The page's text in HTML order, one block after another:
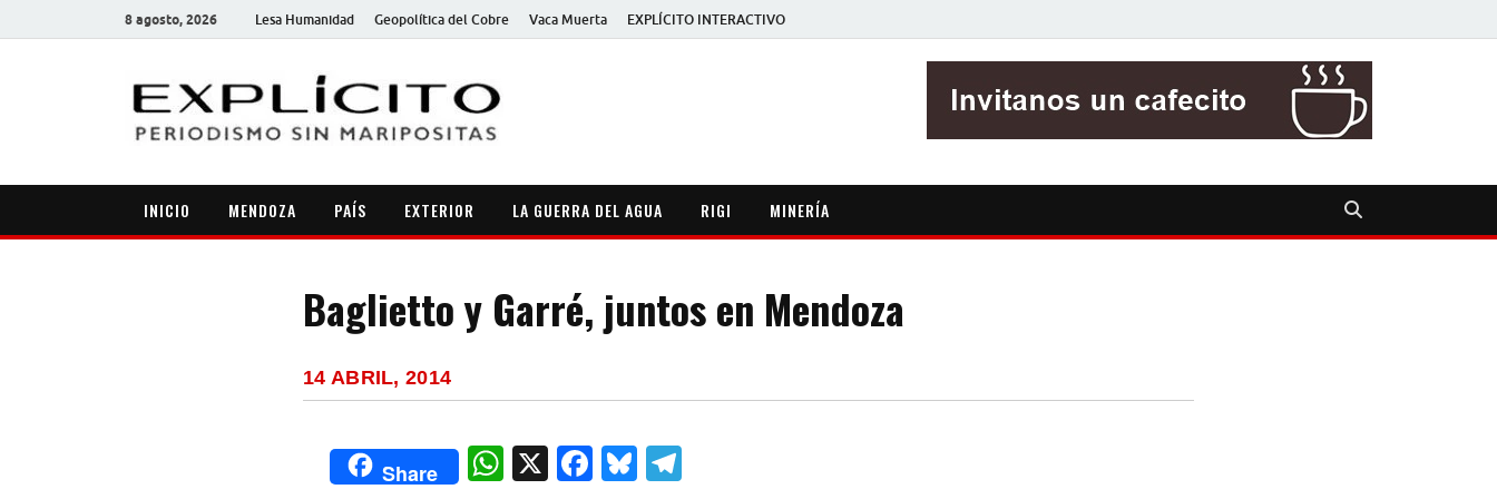
8 agosto, 2026 Lesa Humanidad Geopolítica del Cobre Vaca Muerta EXPLÍCITO INTERACTIVO
INICIO MENDOZA PAÍS EXTERIOR LA GUERRA DEL AGUA RIGI MINERÍA
Baglietto y Garré, juntos en Mendoza
14 ABRIL, 2014
Share
W X F
B